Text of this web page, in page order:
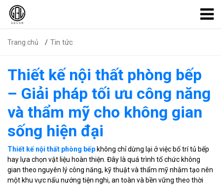
Trang chủ Tin tức
Thiết kế nội thất phòng bếp
– Giải pháp tối ưu công năng
và thẩm mỹ cho không gian
sống hiện đại
Thiết kế nội thất phòng bếp không chỉ dừng lại ở việc bố trí tủ bếp
hay lựa chọn vật liệu hoàn thiện. Đây là quá trình tổ chức không
gian theo nguyên lý công năng, kỹ thuật và thẩm mỹ nhằm tạo nên
một khu vực nấu nướng tiện nghi, an toàn và bền vững theo thời